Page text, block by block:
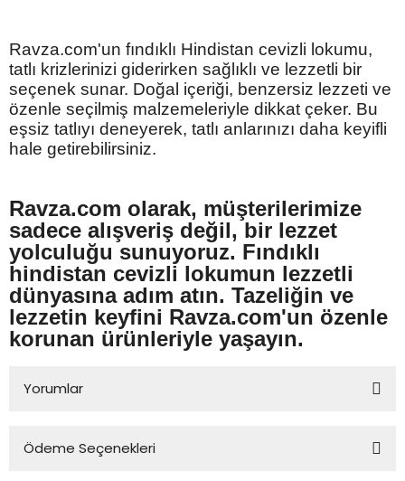
Ravza.com'un fındıklı Hindistan cevizli lokumu,
tatlı krizlerinizi giderirken sağlıklı ve lezzetli bir
seçenek sunar. Doğal içeriği, benzersiz lezzeti ve
özenle seçilmiş malzemeleriyle dikkat çeker. Bu
eşsiz tatlıyı deneyerek, tatlı anlarınızı daha keyifli
hale getirebilirsiniz.
Ravza.com olarak, müşterilerimize
sadece alışveriş değil, bir lezzet
yolculuğu sunuyoruz. Fındıklı
hindistan cevizli lokumun lezzetli
dünyasına adım atın. Tazeliğin ve
lezzetin keyfini Ravza.com'un özenle
korunan ürünleriyle yaşayın.
Yorumlar
Ödeme Seçenekleri